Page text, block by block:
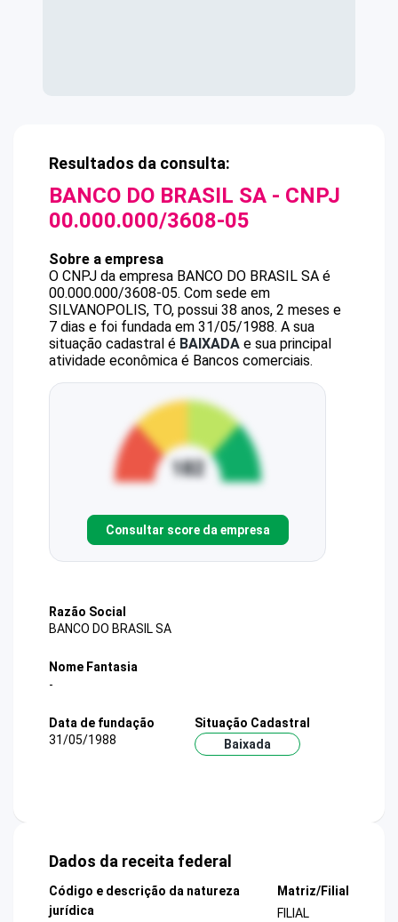
Resultados da consulta:
BANCO DO BRASIL SA - CNPJ
00.000.000/3608-05
Sobre a empresa
O CNPJ da empresa BANCO DO BRASIL SA é
00.000.000/3608-05. Com sede em
SILVANOPOLIS, TO, possui 38 anos, 2 meses e
7 dias e foi fundada em 31/05/1988. A sua
situação cadastral é BAIXADA e sua principal
atividade econômica é Bancos comerciais.
Consultar score da empresa
Razão Social
BANCO DO BRASIL SA
Nome Fantasia
-
Data de fundação
31/05/1988
Situação Cadastral
Baixada
Dados da receita federal
Código e descrição da natureza
jurídica
Matriz/Filial
FILIAL